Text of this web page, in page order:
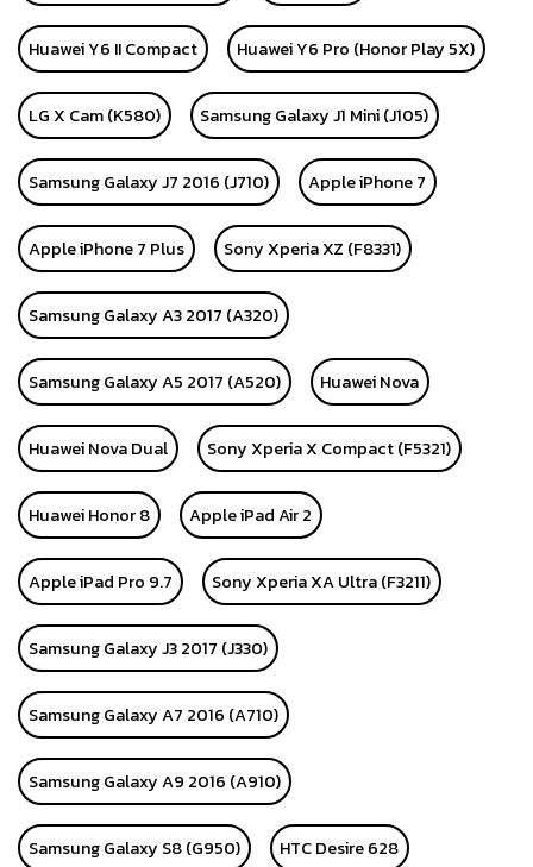
Huawei Y6 II Compact Huawei Y6 Pro (Honor Play 5X)
LG X Cam (K580) Samsung Galaxy J1 Mini (J105)
Samsung Galaxy J7 2016 (J710) Apple iPhone 7
Apple iPhone 7 Plus Sony Xperia XZ (F8331)
Samsung Galaxy A3 2017 (A320)
Samsung Galaxy A5 2017 (A520) Huawei Nova
Huawei Nova Dual Sony Xperia X Compact (F5321)
Huawei Honor 8 Apple iPad Air 2
Apple iPad Pro 9.7 Sony Xperia XA Ultra (F3211)
Samsung Galaxy J3 2017 (J330)
Samsung Galaxy A7 2016 (A710)
Samsung Galaxy A9 2016 (A910)
Samsung Galaxy S8 (G950) HTC Desire 628